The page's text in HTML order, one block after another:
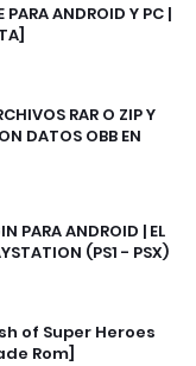
ANDROID Y PC |
RAR O ZIP Y
DATOS OBB EN
PARA ANDROID | EL
(PS1 - PSX)
of Super Heroes
Rom]